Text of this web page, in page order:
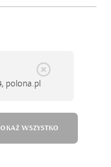
polona.pl
WSZYSTKO